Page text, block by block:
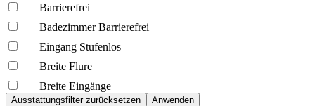
Barrierefrei
Badezimmer Barrierefrei
Eingang Stufenlos
Breite Flure
Breite Eingänge